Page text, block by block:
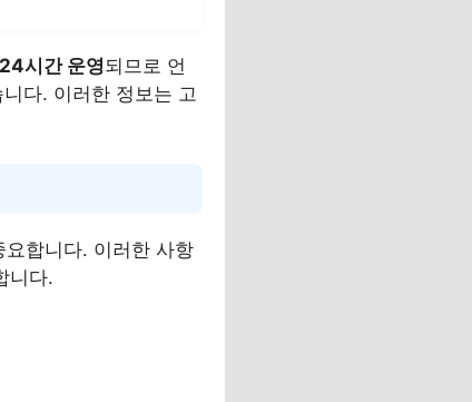
24시간 운영되므로 언
다. 이러한 정보는 고
합니다. 이러한 사항
니다.